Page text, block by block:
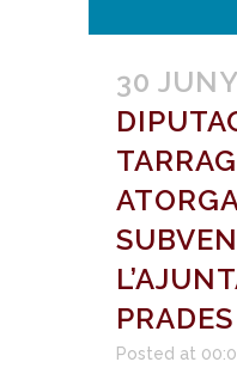
30 JUNY
PRADES
Posted at